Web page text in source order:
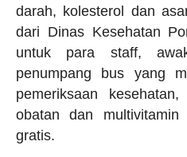
darah, kolesterol dan
dari Dinas Kesehatan
untuk para staff,
penumpang bus yang
pemeriksaan
obatan dan
gratis.